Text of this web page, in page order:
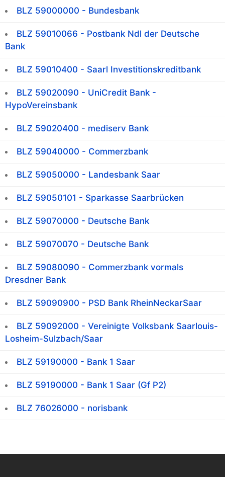
BLZ 59000000 - Bundesbank
BLZ 59010066 - Postbank Ndl der Deutsche
Bank
BLZ 59010400 - Saarl Investitionskreditbank
BLZ 59020090 - UniCredit Bank -
HypoVereinsbank
BLZ 59020400 - mediserv Bank
BLZ 59040000 - Commerzbank
BLZ 59050000 - Landesbank Saar
BLZ 59050101 - Sparkasse Saarbrücken
BLZ 59070000 - Deutsche Bank
BLZ 59070070 - Deutsche Bank
BLZ 59080090 - Commerzbank vormals
Dresdner Bank
BLZ 59090900 - PSD Bank RheinNeckarSaar
BLZ 59092000 - Vereinigte Volksbank Saarlouis-
Losheim-Sulzbach/Saar
BLZ 59190000 - Bank 1 Saar
BLZ 59190000 - Bank 1 Saar (Gf P2)
BLZ 76026000 - norisbank